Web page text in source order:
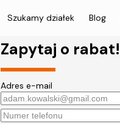
Szukamy działek Blog
Zapytaj o rabat!
Adres e-mail